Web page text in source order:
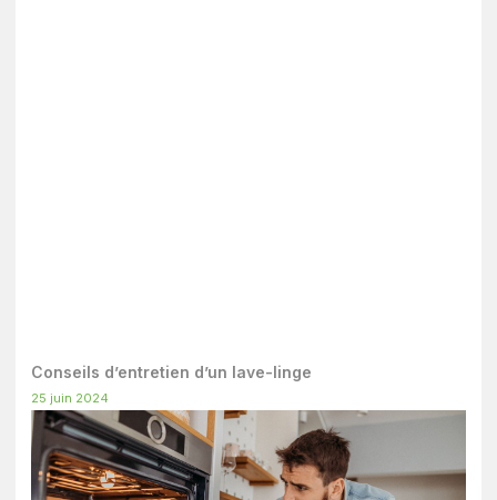
Conseils d’entretien d’un lave-linge
25 juin 2024